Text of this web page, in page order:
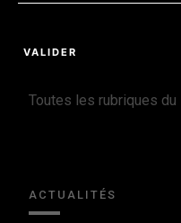
Toutes les rubriques du
ACTUALITÉS